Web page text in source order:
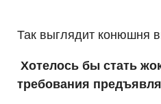
Так выглядит конюшня
Хотелось бы стать
требования